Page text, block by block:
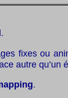
fixes ou
autre qu’un
.